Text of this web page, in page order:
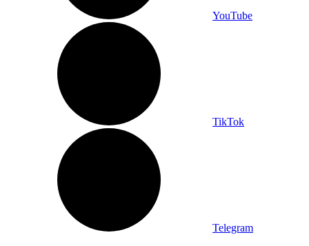
YouTube
TikTok
Telegram